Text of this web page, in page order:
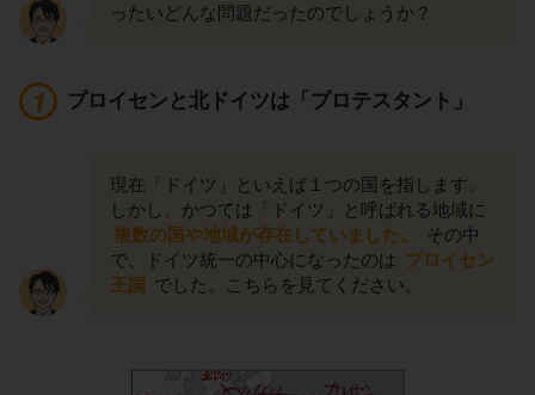
ったいどんな問題だったのでしょうか？
プロイセンと北ドイツは「プロテスタント」
現在「ドイツ」といえば１つの国を指します。
しかし、かつては「ドイツ」と呼ばれる地域に
複数の国や地域が存在していました。
その中
で、ドイツ統一の中心になったのは プロイセン
王国
でした。こちらを見てください。